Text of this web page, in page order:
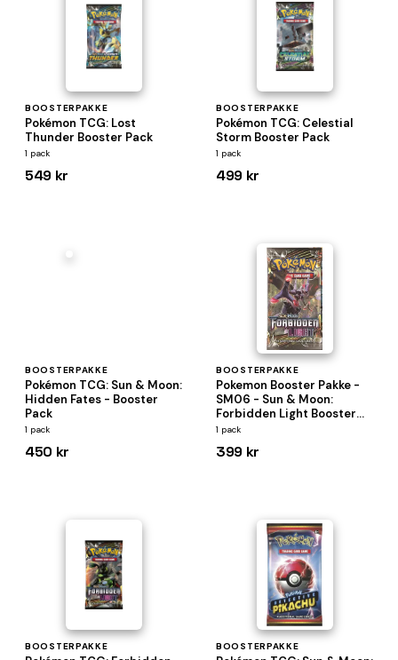
BOOSTERPAKKE
Pokémon TCG: Lost
Thunder Booster Pack
1 pack
549 kr
BOOSTERPAKKE
Pokémon TCG: Celestial
Storm Booster Pack
1 pack
499 kr
BOOSTERPAKKE
Pokémon TCG: Sun & Moon:
Hidden Fates - Booster
Pack
1 pack
450 kr
BOOSTERPAKKE
Pokemon Booster Pakke -
SM06 - Sun & Moon:
Forbidden Light Booster
Pack
1 pack
399 kr
BOOSTERPAKKE BOOSTERPAKKE